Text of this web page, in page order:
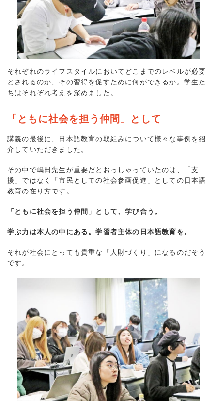
それぞれのライフスタイルにおいてどこまでのレベルが必要
とされるのか、その習得を促すために何ができるか。学生た
ちはそれぞれ考えを深めました。
「ともに社会を担う仲間」として
講義の最後に、日本語教育の取組みについて様々な事例を紹
介していただきました。
その中で嶋田先生が重要だとおっしゃっていたのは、「支
援」ではなく「市民としての社会参画促進」としての日本語
教育の在り方です。
「ともに社会を担う仲間」として、学び合う。
学ぶ力は本人の中にある。学習者主体の日本語教育を。
それが社会にとっても貴重な「人財づくり」になるのだそう
です。